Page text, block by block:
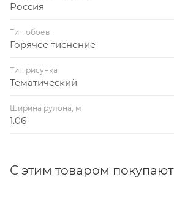
Россия
Тип обоев
Горячее тиснение
Тип рисунка
Тематический
Ширина рулона, м
1.06
С этим товаром покупают